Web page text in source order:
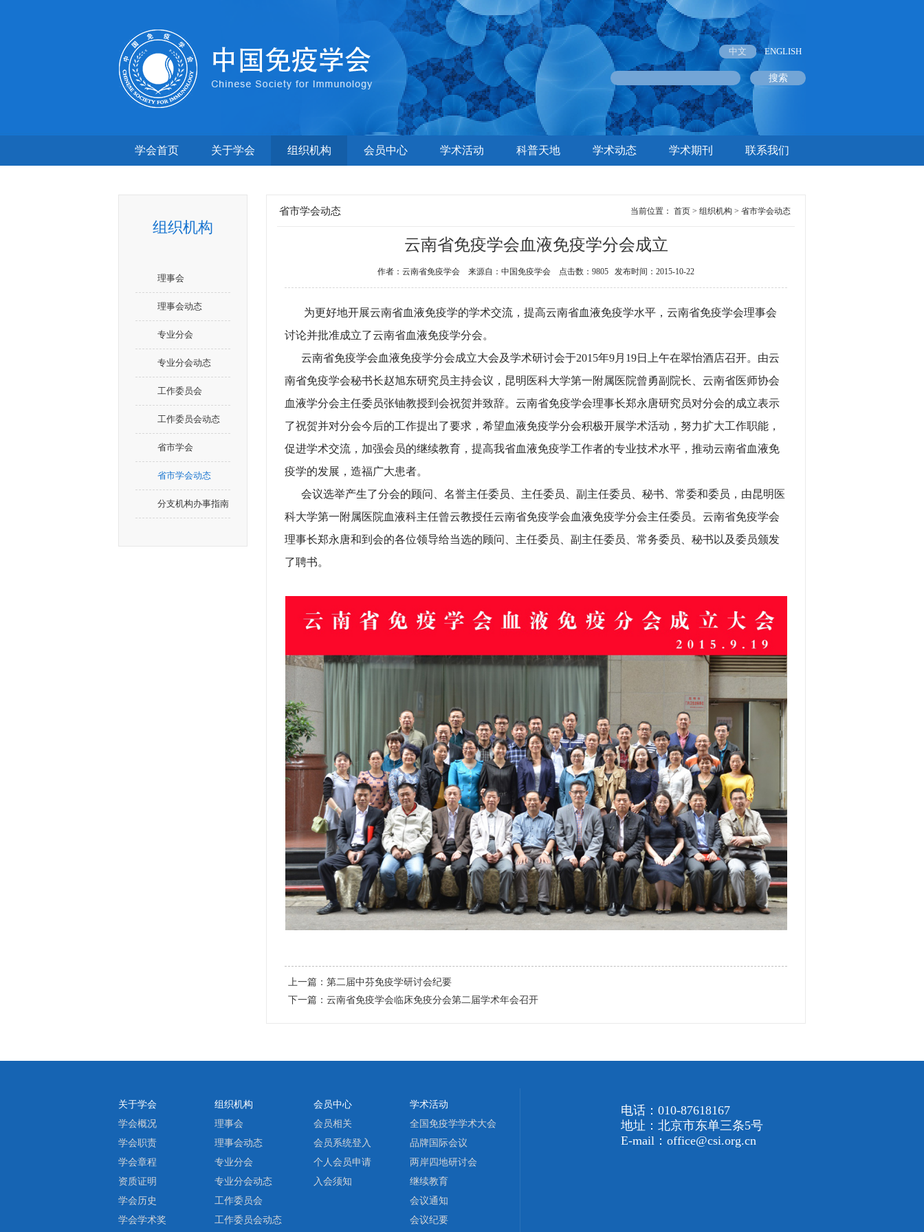
中文 ENGLISH
学会首页 关于学会 组织机构 会员中心 学术活动 科普天地 学术动态 学术期刊 联系我们
组织机构
理事会
理事会动态
专业分会
专业分会动态
工作委员会
工作委员会动态
省市学会
省市学会动态
分支机构办事指南
省市学会动态 当前位置： 首页 > 组织机构 > 省市学会动态
云南省免疫学会血液免疫学分会成立
作者：云南省免疫学会 来源自：中国免疫学会 点击数：9805 发布时间：2015-10-22
为更好地开展云南省血液免疫学的学术交流，提高云南省血液免疫学水平，云南省免疫学会理事会
讨论并批准成立了云南省血液免疫学分会。
云南省免疫学会血液免疫学分会成立大会及学术研讨会于2015年9月19日上午在翠怡酒店召开。由云
南省免疫学会秘书长赵旭东研究员主持会议，昆明医科大学第一附属医院曾勇副院长、云南省医师协会
血液学分会主任委员张铀教授到会祝贺并致辞。云南省免疫学会理事长郑永唐研究员对分会的成立表示
了祝贺并对分会今后的工作提出了要求，希望血液免疫学分会积极开展学术活动，努力扩大工作职能，
促进学术交流，加强会员的继续教育，提高我省血液免疫学工作者的专业技术水平，推动云南省血液免
疫学的发展，造福广大患者。
会议选举产生了分会的顾问、名誉主任委员、主任委员、副主任委员、秘书、常委和委员，由昆明医
科大学第一附属医院血液科主任曾云教授任云南省免疫学会血液免疫学分会主任委员。云南省免疫学会
理事长郑永唐和到会的各位领导给当选的顾问、主任委员、副主任委员、常务委员、秘书以及委员颁发
了聘书。
上一篇： 第二届中芬免疫学研讨会纪要
下一篇： 云南省免疫学会临床免疫分会第二届学术年会召开
关于学会
学会概况
学会职责
学会章程
资质证明
学会历史
学会学术奖
组织机构
理事会
理事会动态
专业分会
专业分会动态
工作委员会
工作委员会动态
会员中心
会员相关
会员系统登入
个人会员申请
入会须知
学术活动
全国免疫学学术大会
品牌国际会议
两岸四地研讨会
继续教育
会议通知
会议纪要
电话：010-87618167
地址：北京市东单三条5号
E-mail：office@csi.org.cn